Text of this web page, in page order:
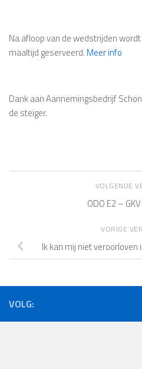
Na afloop van de wedstrijden
maaltijd geserveerd. Meer info
Dank aan Aannemingsbedrijf
de steiger.
VOLGENDE
ODO E2 –
VORIGE
Ik kan mij niet veroorloven
VOLG: